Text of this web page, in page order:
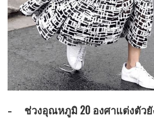
- ช่วงอุณหภูมิ 20 องศาแต่งตัวยั